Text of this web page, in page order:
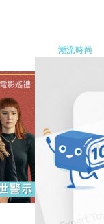
潮流時尚
【
諷
【
《千